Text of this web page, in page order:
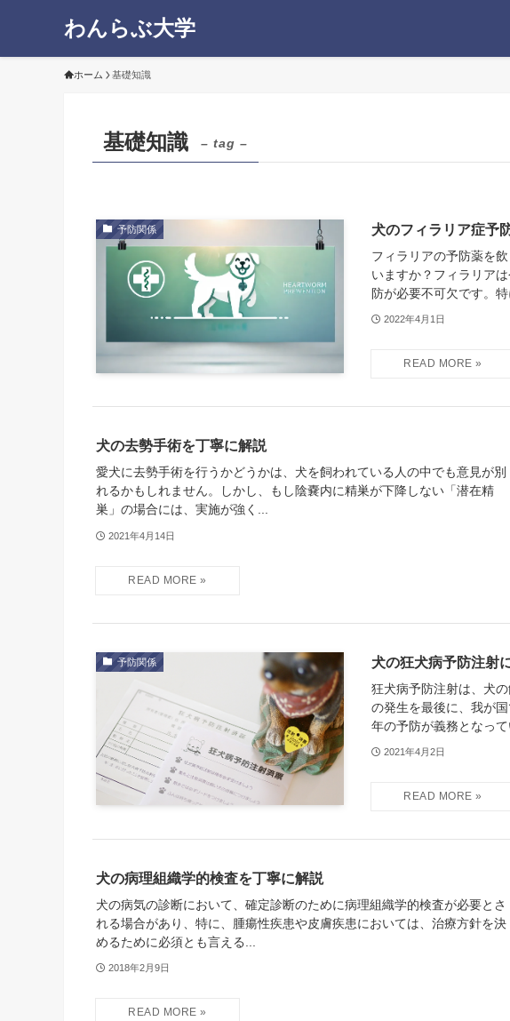
わんらぶ大学
ホーム 基礎知識
基礎知識 – tag –
予防関係 犬のフィラリア症予
フィラリアの予防薬を
いますか？フィラリア
防が必要不可欠です。特
2022年4月1日
犬の去勢手術を丁寧に解説
愛犬に去勢手術を行うかどうかは、犬を飼われている人の中でも意見が別
れるかもしれません。しかし、もし陰嚢内に精巣が下降しない「潜在精
巣」の場合には、実施が強く...
2021年4月14日
予防関係 犬の狂犬病予防注射
狂犬病予防注射は、犬
の発生を最後に、我が
年の予防が義務となって
2021年4月2日
犬の病理組織学的検査を丁寧に解説
犬の病気の診断において、確定診断のために病理組織学的検査が必要とさ
れる場合があり、特に、腫瘍性疾患や皮膚疾患においては、治療方針を決
めるために必須とも言える...
2018年2月9日